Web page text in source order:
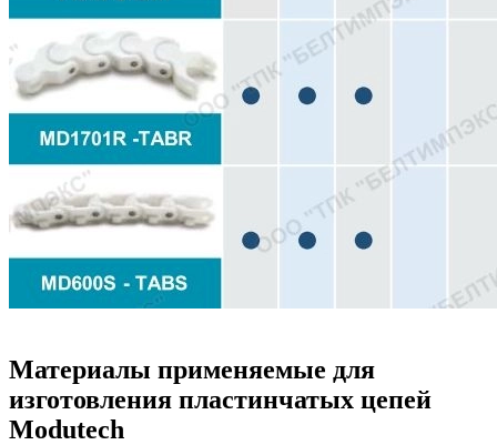
Материалы применяемые для
изготовления пластинчатых цепей
Modutech